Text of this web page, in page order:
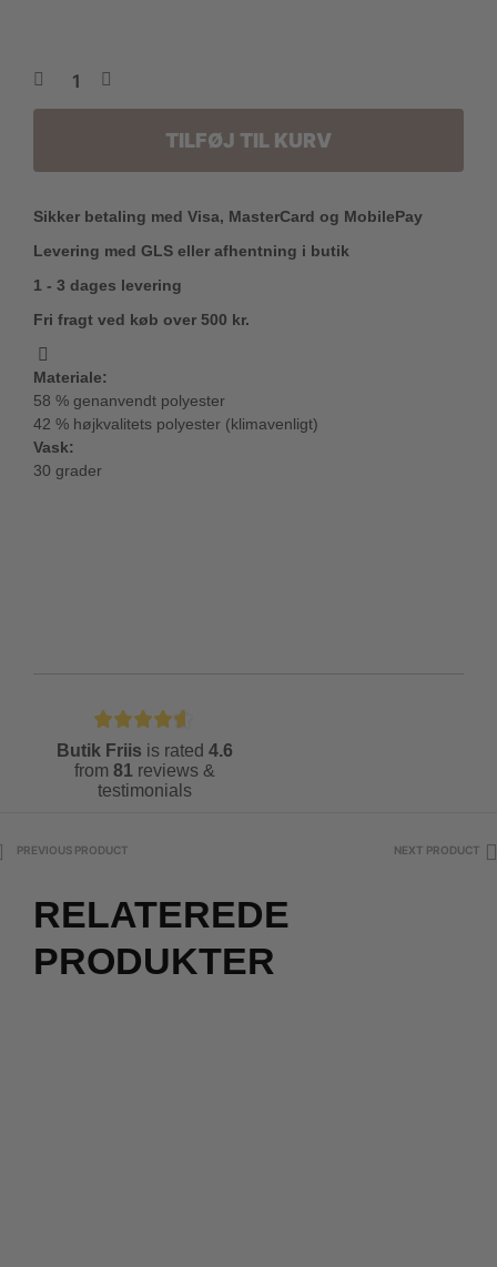
TILFØJ TIL KURV
Sikker betaling med Visa, MasterCard og MobilePay
Levering med GLS eller afhentning i butik
1 - 3 dages levering
Fri fragt ved køb over 500 kr.
Materiale:
58 % genanvendt polyester
42 % højkvalitets polyester (klimavenligt)
Vask:
30 grader
Butik Friis is rated 4.6
from 81 reviews &
testimonials
PREVIOUS PRODUCT NEXT PRODUCT
RELATEREDE
PRODUKTER